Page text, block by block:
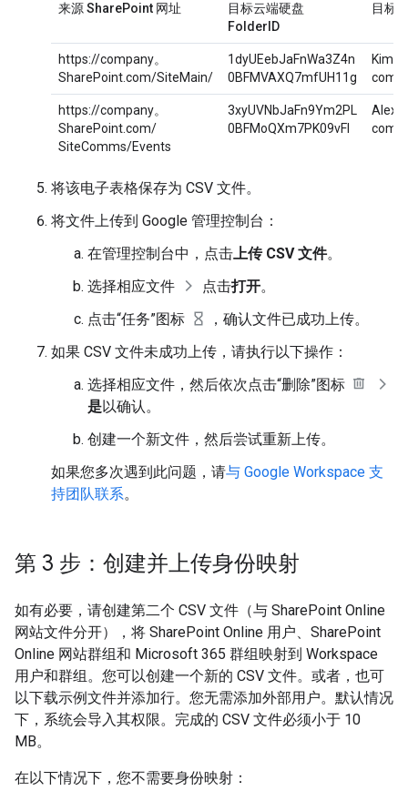
来源 SharePoint 网址
目标云端硬盘
FolderID
目标
https://company。
SharePoint.com/SiteMain/
1dyUEebJaFnWa3Z4n
0BFMVAXQ7mfUH11g
https://company。
SharePoint.com/
SiteComms/Events
3xyUVNbJaFn9Ym2PL
0BFMoQXm7PK09vFl
将该电子表格保存为 CSV 文件。
将文件上传到 Google 管理控制台：
在管理控制台中，点击上传 CSV 文件。
选择相应文件
点击打开。
点击“任务”图标
，确认文件已成功上传。
如果 CSV 文件未成功上传，请执行以下操作：
选择相应文件，然后依次点击“删除”图标
是以确认。
创建一个新文件，然后尝试重新上传。
如果您多次遇到此问题，请与 Google Workspace 支
持团队联系。
第 3 步：创建并上传身份映射
如有必要，请创建第二个 CSV 文件（与 SharePoint Online
网站文件分开），将 SharePoint Online 用户、SharePoint
Online 网站群组和 Microsoft 365 群组映射到 Workspace
用户和群组。您可以创建一个新的 CSV 文件。或者，也可
以下载示例文件并添加行。您无需添加外部用户。默认情况
下，系统会导入其权限。完成的 CSV 文件必须小于 10
MB。
在以下情况下，您不需要身份映射：